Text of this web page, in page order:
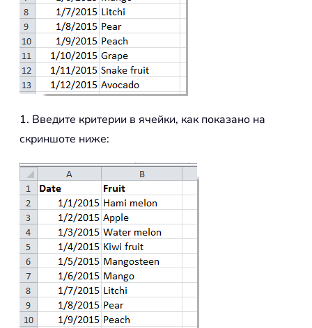
1. Введите критерии в ячейки, как показано на
скриншоте ниже: